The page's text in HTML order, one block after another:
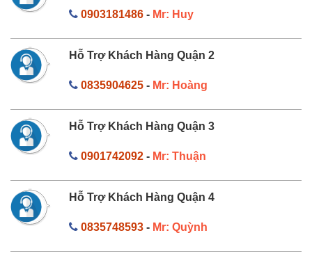
0903181486- Mr: Huy
Hỗ Trợ Khách Hàng Quận 2
0835904625- Mr: Hoàng
Hỗ Trợ Khách Hàng Quận 3
0901742092- Mr: Thuận
Hỗ Trợ Khách Hàng Quận 4
0835748593- Mr: Quỳnh